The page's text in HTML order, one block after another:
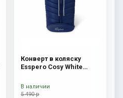
Конверт в коляску
Esspero Cosy White
5 490 р
В наличии